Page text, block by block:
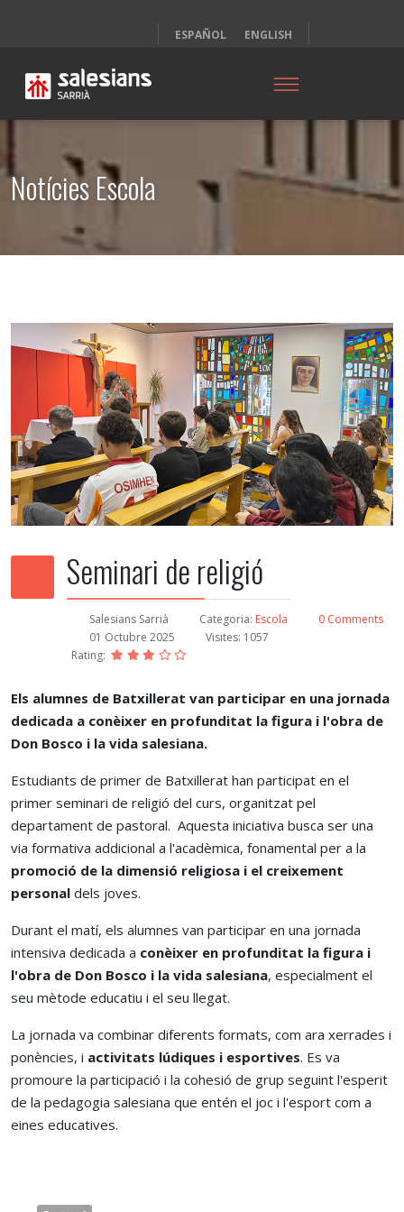
ESPAÑOL ENGLISH
Notícies Escola
Seminari de religió
Salesians Sarrià Categoria: Escola
0 Comments
01 Octubre 2025
Visites: 1057
Rating:
Els alumnes de Batxillerat van participar en una jornada
dedicada a conèixer en profunditat la figura i l'obra de
Don Bosco i la vida salesiana.
Estudiants de primer de Batxillerat han participat en el
primer seminari de religió del curs, organitzat pel
departament de pastoral. Aquesta iniciativa busca ser una
via formativa addicional a l'acadèmica, fonamental per a la
promoció de la dimensió religiosa i el creixement
personal dels joves.
Durant el matí, els alumnes van participar en una jornada
intensiva dedicada a conèixer en profunditat la figura i
l'obra de Don Bosco i la vida salesiana, especialment el
seu mètode educatiu i el seu llegat.
La jornada va combinar diferents formats, com ara xerrades i
ponències, i activitats lúdiques i esportives. Es va
promoure la participació i la cohesió de grup seguint l'esperit
de la pedagogia salesiana que entén el joc i l'esport com a
eines educatives.